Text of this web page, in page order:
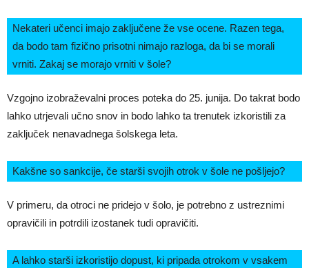
Nekateri učenci imajo zaključene že vse ocene. Razen tega,
da bodo tam fizično prisotni nimajo razloga, da bi se morali
vrniti. Zakaj se morajo vrniti v šole?
Vzgojno izobraževalni proces poteka do 25. junija. Do takrat bodo
lahko utrjevali učno snov in bodo lahko ta trenutek izkoristili za
zaključek nenavadnega šolskega leta.
Kakšne so sankcije, če starši svojih otrok v šole ne pošljejo?
V primeru, da otroci ne pridejo v šolo, je potrebno z ustreznimi
opravičili in potrdili izostanek tudi opravičiti.
A lahko starši izkoristijo dopust, ki pripada otrokom v vsakem